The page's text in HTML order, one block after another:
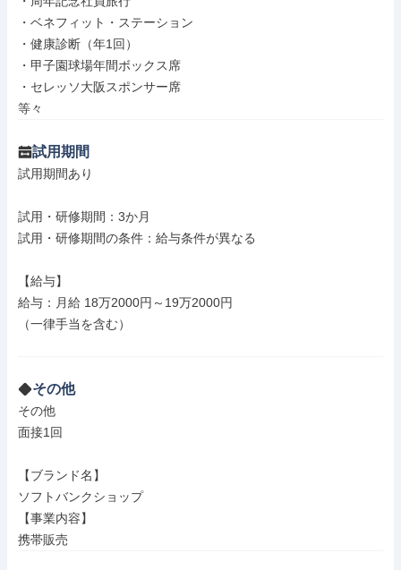
・ベネフィット・ステーション
・健康診断（年1回）
・甲子園球場年間ボックス席
・セレッソ大阪スポンサー席
等々
試用期間
試用期間あり
試用・研修期間：3か月
試用・研修期間の条件：給与条件が異なる
【給与】
給与：月給 18万2000円～19万2000円
（一律手当を含む）
その他
その他
面接1回
【ブランド名】
ソフトバンクショップ
【事業内容】
携帯販売